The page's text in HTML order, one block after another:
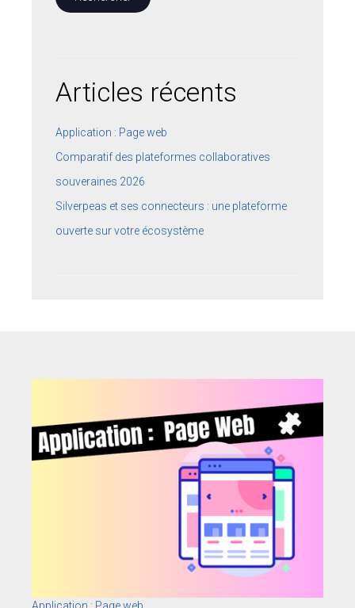
Articles récents
Application : Page web
Comparatif des plateformes collaboratives
souveraines 2026
Silverpeas et ses connecteurs : une plateforme
ouverte sur votre écosystème